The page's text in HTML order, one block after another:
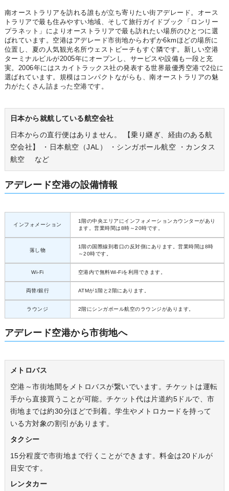
南オーストラリアを訪れる誰もが立ち寄りたい街アデレード。オース
トラリアで最も住みやすい地域、そして旅行ガイドブック「ロンリー
プラネット」によりオーストラリアで最も訪れたい場所のひとつに選
ばれています。空港はアデレード市街地からわずか6kmほどの場所に
位置し、夏の人気観光名所ウェストビーチもすぐ隣です。新しい空港
ターミナルビルが2005年にオープンし、サービスや設備も一段と充
実。2006年にはスカイトラックス社の発表する世界最優秀空港で2位に
選ばれています。規模はコンパクトながらも、南オーストラリアの魅
力がたくさん詰まった空港です。
日本から就航している航空会社
日本からの直行便はありません。 【乗り継ぎ、経由のある航
空会社】 ・日本航空（JAL） ・シンガポール航空 ・カンタス
航空 など
アデレード空港の設備情報
インフォメーション
1階の中央エリアにインフォメーションカウンターがあり
ます。営業時間は8時～20時です。
落し物
1階の国際線到着口の反対側にあります。営業時間は8時
～20時です。
Wi-Fi 空港内で無料Wi-Fiを利用できます。
両替/銀行 ATMが1階と2階にあります。
ラウンジ 2階にシンガポール航空のラウンジがあります。
アデレード空港から市街地へ
メトロバス
空港～市街地間をメトロバスが繋いでいます。チケットは運転
手から直接買うことが可能。チケット代は片道約5ドルで、市
街地までは約30分ほどで到着。学生やメトロカードを持って
いる方対象の割引があります。
タクシー
15分程度で市街地まで行くことができます。料金は20ドルが
目安です。
レンタカー